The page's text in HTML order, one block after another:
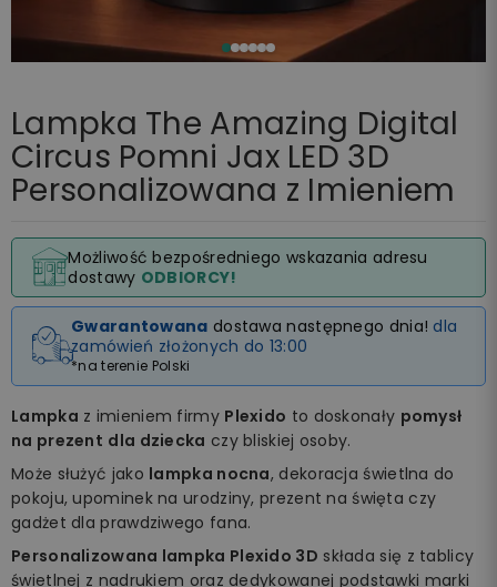
Lampka The Amazing Digital
Circus Pomni Jax LED 3D
Personalizowana z Imieniem
Możliwość bezpośredniego wskazania adresu
dostawy ODBIORCY!
Gwarantowana dostawa następnego dnia! dla
zamówień złożonych do 13:00
*na terenie Polski
Lampka z imieniem firmy Plexido to doskonały pomysł
na prezent dla dziecka czy bliskiej osoby.
Może służyć jako lampka nocna, dekoracja świetlna do
pokoju, upominek na urodziny, prezent na święta czy
gadżet dla prawdziwego fana.
Personalizowana lampka Plexido 3D składa się z tablicy
świetlnej z nadrukiem oraz dedykowanej podstawki marki